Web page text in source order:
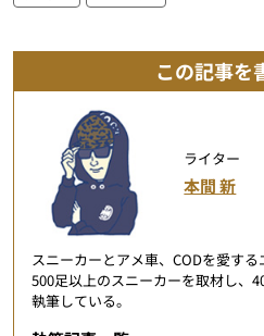
この記事を
ライター
本間 新
スニーカーとアメ車、CODを愛す
500足以上のスニーカーを取材し、
執筆している。